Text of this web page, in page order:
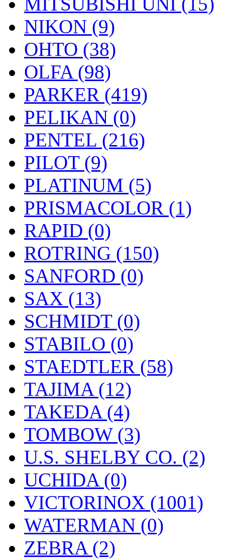
NIKON (9)
OHTO (38)
OLFA (98)
PARKER (419)
PELIKAN (0)
PENTEL (216)
PILOT (9)
PLATINUM (5)
PRISMACOLOR (1)
RAPID (0)
ROTRING (150)
SANFORD (0)
SAX (13)
SCHMIDT (0)
STABILO (0)
STAEDTLER (58)
TAJIMA (12)
TAKEDA (4)
TOMBOW (3)
U.S. SHELBY CO. (2)
UCHIDA (0)
VICTORINOX (1001)
WATERMAN (0)
ZEBRA (2)